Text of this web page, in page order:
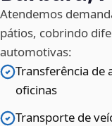
Atendemos
pátios, cobrindo
automotivas:
Transferência de
oficinas
Transporte de